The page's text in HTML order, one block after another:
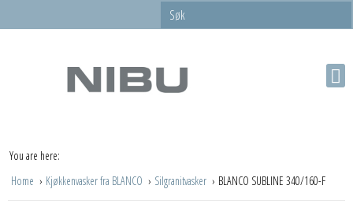
You are here:
Home
Kjøkkenvasker fra BLANCO Silgranitvasker BLANCO SUBLINE 340/160-F